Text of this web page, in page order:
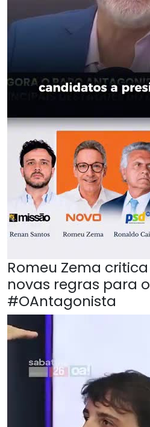
Romeu Zema
novas regras para o
#OAntagonista